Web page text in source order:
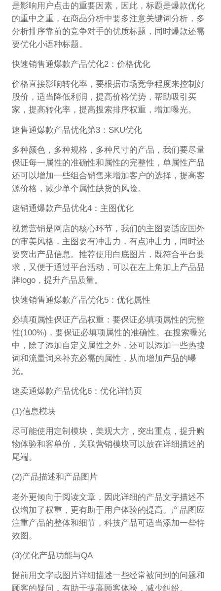
是影响用户点击的重要因素，因此，标题是爆款优化
的重中之重，在商品分析中要多注意关键词分析，多
分析排序靠前的竞争对手的优质标题，同时爆款还需
要优化小语种标题。
快速销售通爆款产品优化2：价格优化
价格直接影响转化率，要根据市场竞争程度来控制好
股价，适当降低利润，提高价格优势，帮助吸引买
家，提高转化率，提高搜索排序权重，增加曝光。
速售通爆款产品优化第3：SKU优化
多种颜色，多种规格，多种尺寸的产品，我们要尽量
保证每一属性的准确性和属性的完整性，单属性产品
还可以增加一些组合销售来增加客户的选择，提高客
源价格，减少单个属性缺货的风险。
速销通爆款产品优化4：主图优化
视觉营销是网店的核心环节，我们的主图要适应国外
的审美风格，主图要有冲击力，有点冲击力，同时还
要突出产品信息。推荐使用白底图片，既符合平台要
求，又便于通过平台活动，可以在左上角加上产品品
牌logo，提升产品质量。
快速销售通爆款产品优化5：优化属性
必填项属性保证产品权重：要保证必填项属性的完整
性(100%)，要保证必填项属性的准确性。在搜索曝光
中，除了添加自定义属性之外，还可以添加一些热搜
词和流量词来补充必需的属性，从而增加产品的曝
光。
速卖通爆款产品优化6：优化详情页
(1)信息模块
尽可能使用定制模块，美观大方，突出重点，提升购
物体验和客单价，关联营销模块可以放在详细描述的
尾端。
(2)产品描述和产品图片
老外更倾向于阅读文章，因此详细的产品文字描述不
仅增加了权重，更有助于用户体验的提高。产品图应
注重产品的整体和细节，科技产品可适当添加一些特
效图。
(3)优化产品功能与QA
提前用文字或图片详细描述一些经常被问到的问题和
顾客的疑问，有助于提高顾客体验，减少纠纷。